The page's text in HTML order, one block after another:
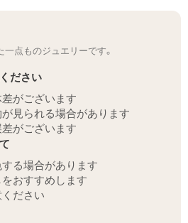
点ものジュエリーです。
ださい
がございます
見られる場合があります
がございます
る場合があります
おすすめします
ださい